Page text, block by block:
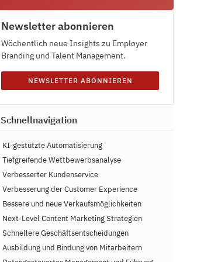
Newsletter abonnieren
Wöchentlich neue Insights zu Employer
Branding und Talent Management.
NEWSLETTER ABONNIEREN
Schnellnavigation
KI-gestützte Automatisierung
Tiefgreifende Wettbewerbsanalyse
Verbesserter Kundenservice
Verbesserung der Customer Experience
Bessere und neue Verkaufsmöglichkeiten
Next-Level Content Marketing Strategien
Schnellere Geschäftsentscheidungen
Ausbildung und Bindung von Mitarbeitern